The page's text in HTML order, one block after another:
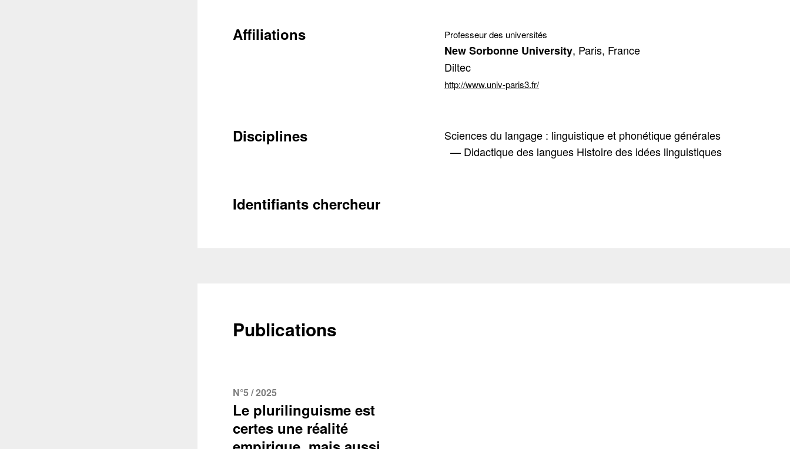
Affiliations Professeur des universités
New Sorbonne University, Paris, France
Diltec
http://www.univ-paris3.fr/
Disciplines
Sciences du langage : linguistique et phonétique générales
— Didactique des langues Histoire des idées linguistiques
Identifiants chercheur
Publications
N°5 / 2025
Le plurilinguisme est
certes une réalité
Contacter Fermer